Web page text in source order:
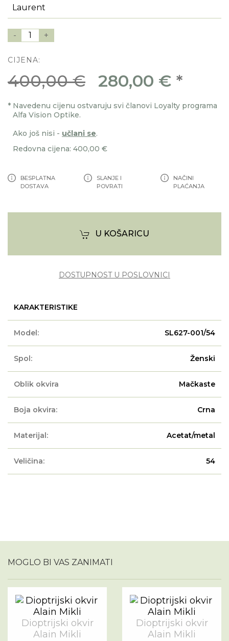
- 1 +
CIJENA:
400,00 € 280,00 € *
* Navedenu cijenu ostvaruju svi članovi Loyalty programa
Alfa Vision Optike.
Ako još nisi - učlani se.
Redovna cijena: 400,00 €
BESPLATNA
DOSTAVA
SLANJE I
POVRATI
NAČINI
PLAĆANJA
U KOŠARICU
DOSTUPNOST U POSLOVNICI
KARAKTERISTIKE
Model: SL627-001/54
Spol: Ženski
Oblik okvira Mačkaste
Boja okvira: Crna
Materijal: Acetat/metal
Veličina: 54
MOGLO BI VAS ZANIMATI
Dioptrijski okvir
Alain Mikli
Dioptrijski okvir
Alain Mikli